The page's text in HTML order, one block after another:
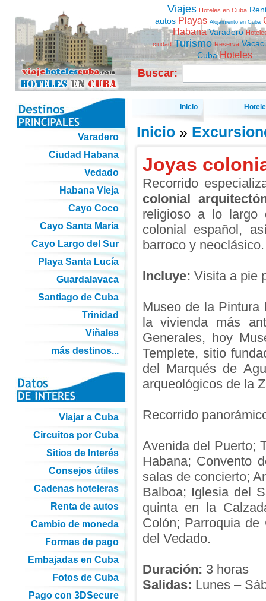
Viajes Hoteles en Cuba
autos Playas Alojamiento en Cuba
Habana Varadero
ciudad Turismo Reserva
Cuba Hoteles
Buscar:
Inicio
Inicio»
Joyas
Recorrido
colonial
religioso a lo
colonial español,
barroco y neoclásico.
Incluye: Visita a pie
Museo de la Pintura
la vivienda más
Generales, hoy
Templete, sitio
del Marqués de
arqueológicos de la
Recorrido
Avenida del Puerto;
Habana; Convento
salas de concierto;
Balboa; Iglesia del
quinta en la
Colón; Parroquia
del Vedado.
Duración: 3 horas
Salidas: Lunes –
Varadero
Ciudad Habana
Vedado
Habana Vieja
Cayo Coco
Cayo Santa María
Cayo Largo del Sur
Playa Santa Lucía
Guardalavaca
Santiago de Cuba
Trinidad
Viñales
más destinos...
Viajar a Cuba
Circuitos por Cuba
Sitios de Interés
Consejos útiles
Cadenas hoteleras
Renta de autos
Cambio de moneda
Formas de pago
Embajadas en Cuba
Fotos de Cuba
Pago con 3DSecure